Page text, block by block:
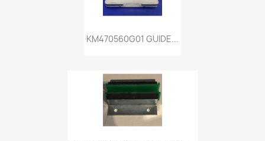
KM470560G01 GUIDE...